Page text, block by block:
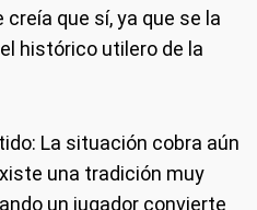
que sí, ya que se la
el histórico utilero de la
La situación cobra aún
una tradición muy
un jugador convierte